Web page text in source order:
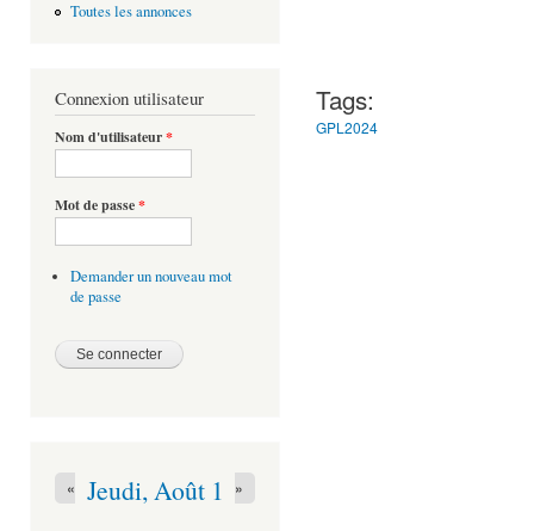
Toutes les annonces
Connexion utilisateur
Nom d'utilisateur*
Mot de passe*
Demander un nouveau mot
de passe
Jeudi, Août 1
« »
Tags:
GPL2024